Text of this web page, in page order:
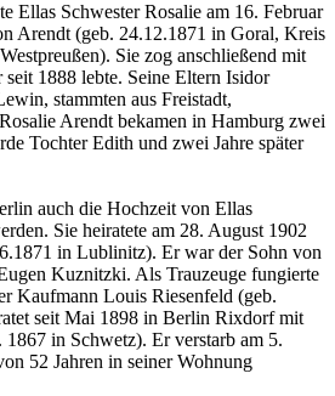
Ellas Schwester Rosalie am 16. Februar
Arendt (geb. 24.12.1871 in Goral, Kreis
Sie zog anschließend mit
1888 lebte. Seine Eltern Isidor
stammten aus Freistadt,
Arendt bekamen in Hamburg zwei
Tochter Edith und zwei Jahre später
auch die Hochzeit von Ellas
Sie heiratete am 28. August 1902
in Lublinitz). Er war der Sohn von
Kuznitzki. Als Trauzeuge fungierte
Kaufmann Louis Riesenfeld (geb.
seit Mai 1898 in Berlin Rixdorf mit
in Schwetz). Er verstarb am 5.
52 Jahren in seiner Wohnung